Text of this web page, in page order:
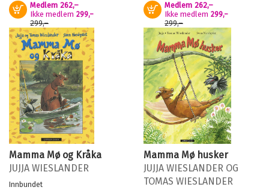
Medlem 262,–
Ikke medlem 299,–
299,–
Kjøp Medlem 262,–
Ikke medlem 299,–
299,–
Kjøp
Mamma Mø og Kråka
JUJJA WIESLANDER
Innbundet
Mamma Mø husker
JUJJA WIESLANDER OG
TOMAS WIESLANDER